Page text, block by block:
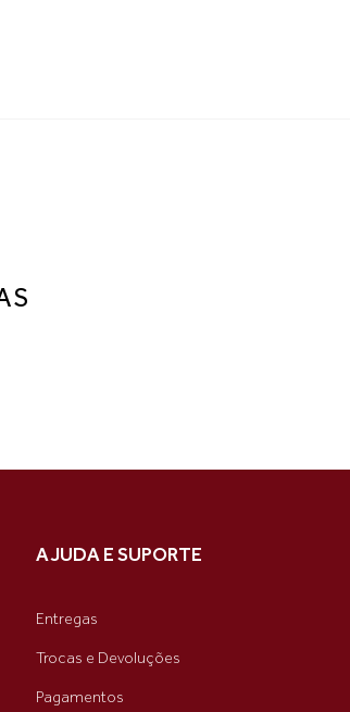
AJUDA E SUPORTE
Entregas
Trocas e Devoluções
Pagamentos